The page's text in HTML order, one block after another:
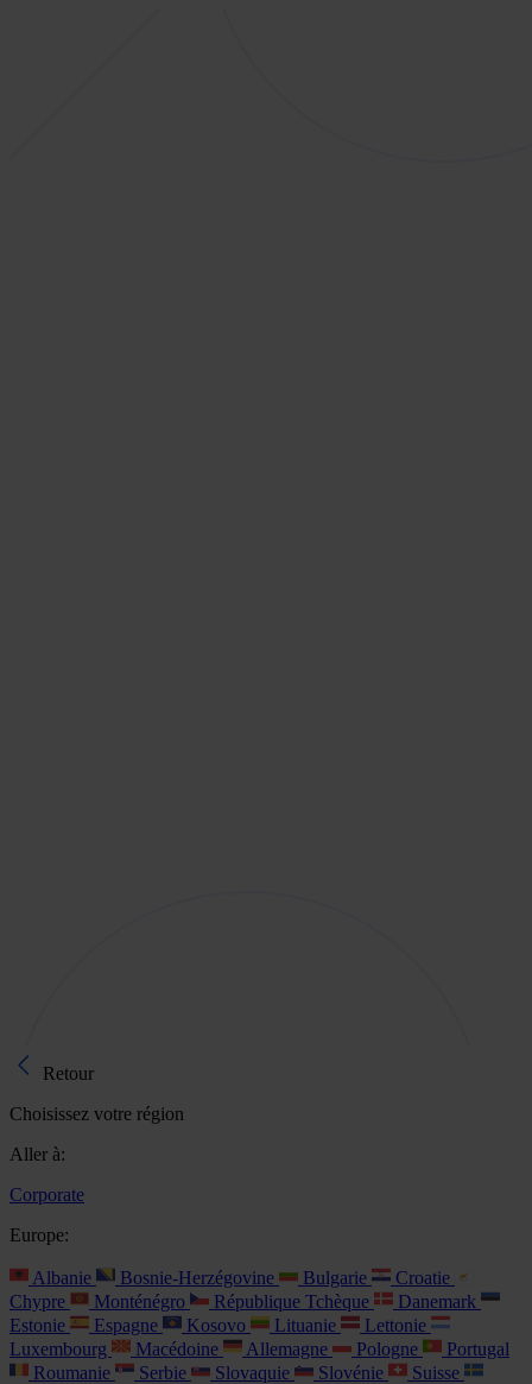
Retour
Choisissez votre région
Aller à:
Corporate
Europe:
Albanie Bosnie-Herzégovine Bulgarie
Croatie
Chypre
Monténégro République Tchèque
Danemark
Estonie
Espagne Kosovo Lituanie
Lettonie
Luxembourg
Macédoine Allemagne Pologne
Portugal
Roumanie
Serbie Slovaquie Slovénie
Suisse